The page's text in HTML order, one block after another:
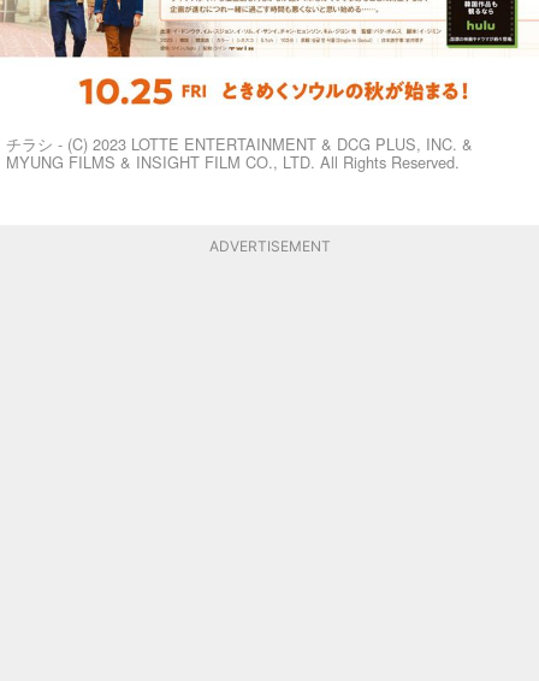
チラシ - (C) 2023 LOTTE ENTERTAINMENT & DCG PLUS, INC. &
MYUNG FILMS & INSIGHT FILM CO., LTD. All Rights Reserved.
ADVERTISEMENT